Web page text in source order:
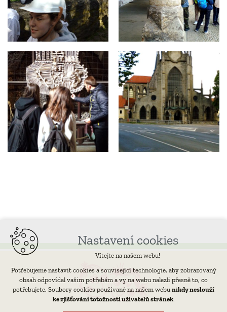
Nastavení cookies
Vítejte na našem webu!
Potřebujeme nastavit cookies a související technologie, aby zobrazovaný
obsah odpovídal vašim potřebám a vy na webu nalezli přesně to, co
potřebujete. Soubory cookies používané na našem webu nikdy neslouží
ke zjišťování totožnosti uživatelů stránek.